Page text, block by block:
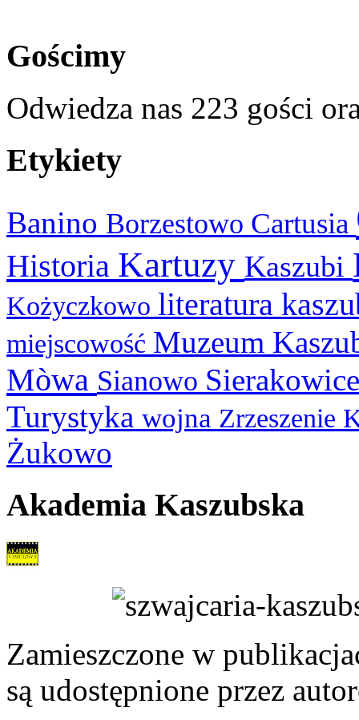
Gościmy
Odwiedza nas 223 gości
Etykiety
Banino Borzestowo Cartusia
Historia Kartuzy Kaszubi
Kożyczkowo literatura
miejscowość Muzeum
Mòwa Sianowo
Turystyka wojna Zrzeszenie
Żukowo
Akademia Kaszubska
Zamieszczone w
są udostępnione przez